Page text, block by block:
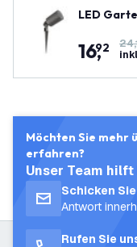
LED
65 -
hrazit
16,
92
Möchten Sie mehr über Beleuchtungonline.de
erfahren?
Unser Team
Schicken
Antwort
Rufen Sie